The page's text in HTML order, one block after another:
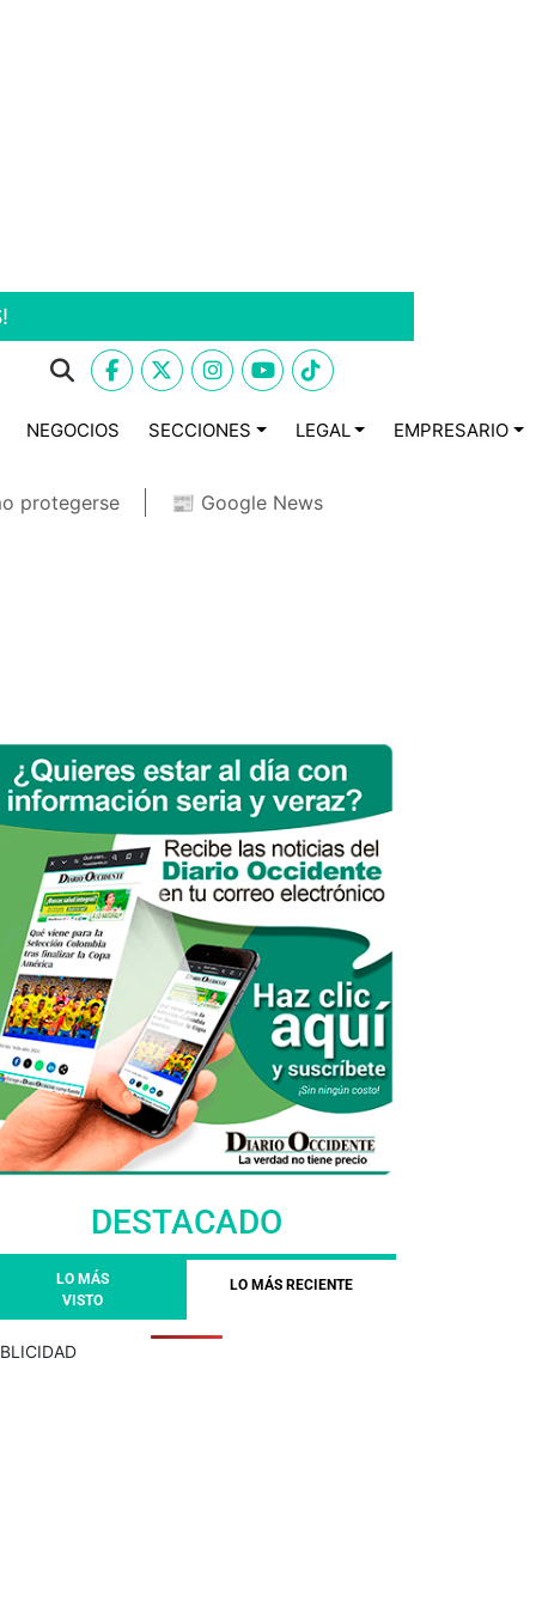
NEGOCIOS SECCIONES LEGAL EMPRESARIO
protegerse 📰 Google News
DESTACADO
LO MÁS
VISTO
LO MÁS RECIENTE